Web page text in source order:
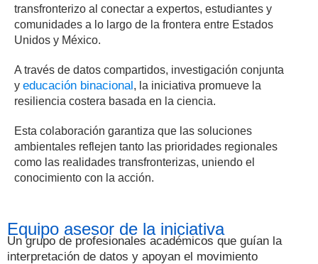
transfronterizo al conectar a expertos, estudiantes y
comunidades a lo largo de la frontera entre Estados
Unidos y México.
A través de datos compartidos, investigación conjunta
y educación binacional, la iniciativa promueve la
resiliencia costera basada en la ciencia.
Esta colaboración garantiza que las soluciones
ambientales reflejen tanto las prioridades regionales
como las realidades transfronterizas, uniendo el
conocimiento con la acción.
Equipo asesor de la iniciativa
Un grupo de profesionales académicos que guían la
interpretación de datos y apoyan el movimiento